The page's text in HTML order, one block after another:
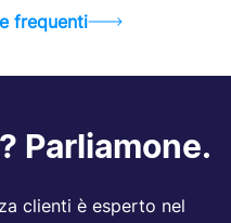
frequenti
Parliamone.
clienti è esperto nel